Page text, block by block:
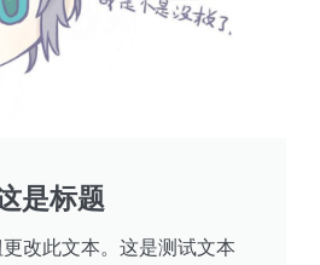
是标题
更改此文本。这是测试文本